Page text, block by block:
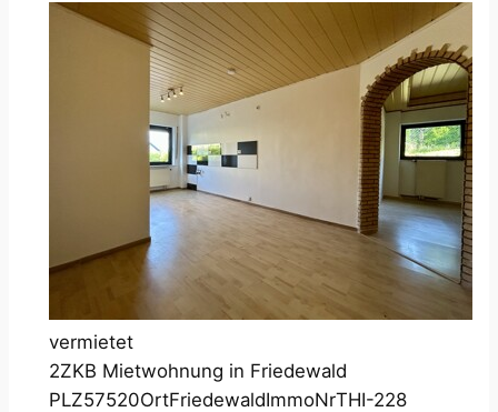
vermietet
2ZKB Mietwohnung in Friedewald
PLZ57520OrtFriedewaldImmoNrTHI-228